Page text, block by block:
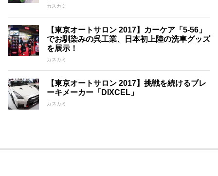
カスカミ
【東京オートサロン 2017】カーケア「5-56」
でお馴染みの呉工業、日本初上陸の洗車グッズ
を展示！
カスカミ
【東京オートサロン 2017】挑戦を続けるブレ
ーキメーカー「DIXCEL」
カスカミ